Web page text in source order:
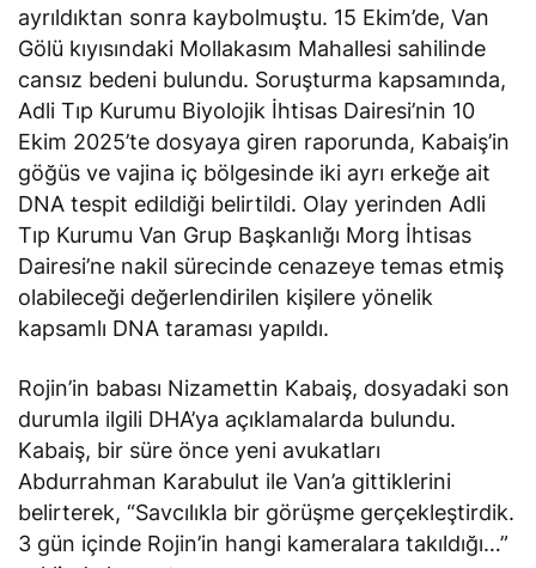
ayrıldıktan sonra kaybolmuştu. 15 Ekim’de, Van
Gölü kıyısındaki Mollakasım Mahallesi sahilinde
cansız bedeni bulundu. Soruşturma kapsamında,
Adli Tıp Kurumu Biyolojik İhtisas Dairesi’nin 10
Ekim 2025’te dosyaya giren raporunda, Kabaiş’in
göğüs ve vajina iç bölgesinde iki ayrı erkeğe ait
DNA tespit edildiği belirtildi. Olay yerinden Adli
Tıp Kurumu Van Grup Başkanlığı Morg İhtisas
Dairesi’ne nakil sürecinde cenazeye temas etmiş
olabileceği değerlendirilen kişilere yönelik
kapsamlı DNA taraması yapıldı.
Rojin’in babası Nizamettin Kabaiş, dosyadaki son
durumla ilgili DHA’ya açıklamalarda bulundu.
Kabaiş, bir süre önce yeni avukatları
Abdurrahman Karabulut ile Van’a gittiklerini
belirterek, “Savcılıkla bir görüşme gerçekleştirdik.
3 gün içinde Rojin’in hangi kameralara takıldığı…”